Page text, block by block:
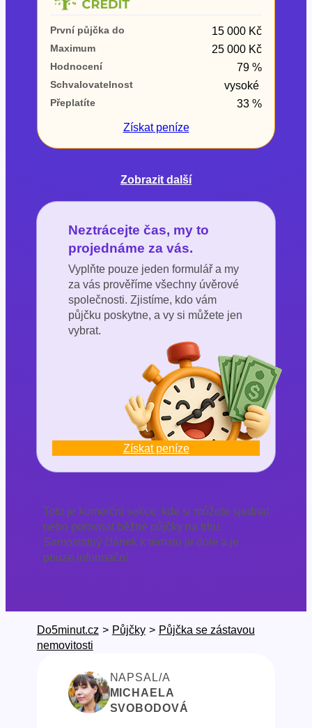
První půjčka do 15 000 Kč
Maximum 25 000 Kč
Hodnocení 79 %
Schvalovatelnost vysoké
Přeplatíte
33 %
Získatpeníze
Zobrazit další
Neztrácejte čas, my to
projednáme za vás.
Vyplňte pouze jeden formulář a my
za vás prověříme všechny úvěrové
společnosti. Zjistíme, kdo vám
půjčku poskytne, a vy si můžete jen
vybrat.
Získat peníze
Toto je komerční sekce, kde si můžete sjednat
nebo porovnat běžné půjčky na trhu.
Samostatný článek k tématu je dole a je
pouze informační.
Do5minut.cz > Půjčky > Půjčka se zástavou
nemovitosti
NAPSAL/A
MICHAELA
SVOBODOVÁ